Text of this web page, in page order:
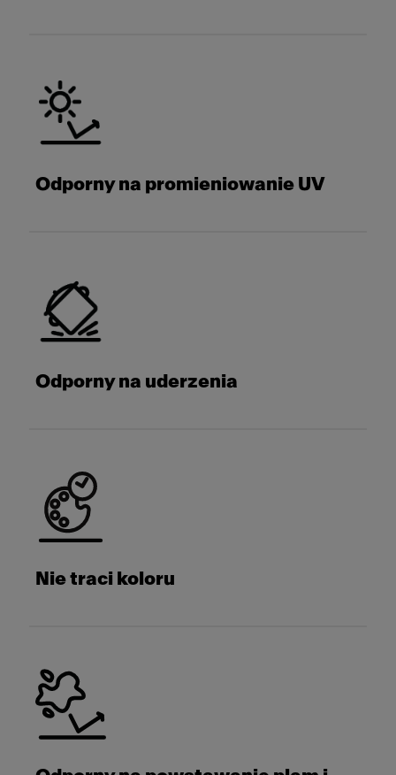
Odporny na promieniowanie UV
Odporny na uderzenia
Nie traci koloru